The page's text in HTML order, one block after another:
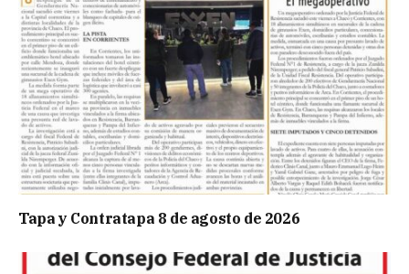
Tapa y Contratapa 8 de agosto de 2026